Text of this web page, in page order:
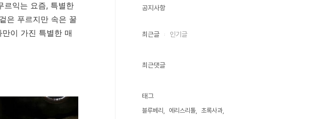
르익는 요즘, 특별한
은 푸르지만 속은 꿀
이 가진 특별한 매
공지사항
최근글 인기글
최근댓글
태그
블루베리 에리스리톨
초록사과